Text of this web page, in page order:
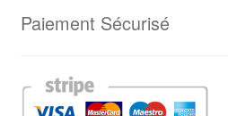
Paiement Sécurisé